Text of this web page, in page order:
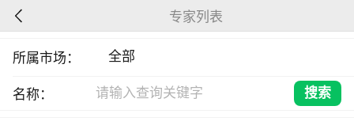
专家列表
所属市场：
名称：